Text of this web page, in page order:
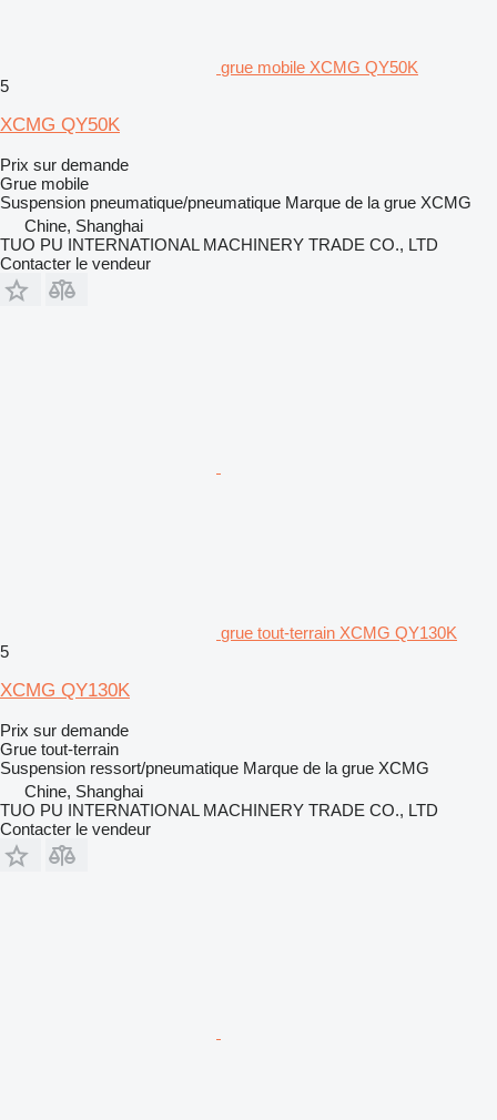
grue mobile XCMG QY50K
5
XCMG QY50K
Prix sur demande
Grue mobile
Suspension pneumatique/pneumatique Marque de la grue XCMG
Chine, Shanghai
TUO PU INTERNATIONAL MACHINERY TRADE CO., LTD
Contacter le vendeur
grue tout-terrain XCMG QY130K
5
XCMG QY130K
Prix sur demande
Grue tout-terrain
Suspension ressort/pneumatique Marque de la grue XCMG
Chine, Shanghai
TUO PU INTERNATIONAL MACHINERY TRADE CO., LTD
Contacter le vendeur